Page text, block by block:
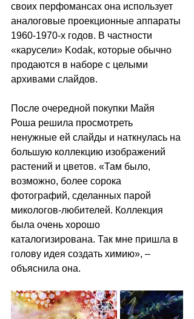
своих перфомансах она использует
аналоговые проекционные аппараты
1960-1970-х годов. В частности
«карусели» Kodak, которые обычно
продаются в наборе с целыми
архивами слайдов.
После очередной покупки Майя
Роша решила просмотреть
ненужные ей слайды и наткнулась на
большую коллекцию изображений
растений и цветов. «Там было,
возможно, более сорока
фотографий, сделанных парой
микологов-любителей. Коллекция
была очень хорошо
каталогизирована. Так мне пришла в
голову идея создать химию», –
объяснила она.